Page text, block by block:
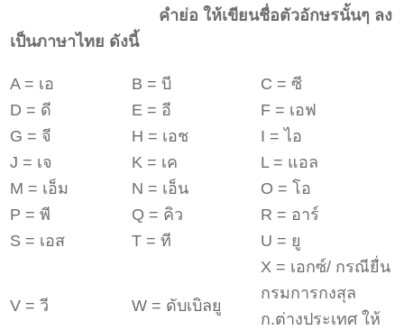
คำย่อ ให้เขียนชื่อตัวอักษรนั้นๆ ลง
เป็นภาษาไทย ดังนี้
A = เอ B = บี
C = ซี
D = ดี
E = อี
F = เอฟ
G = จี
H = เอช
I = ไอ
J = เจ
K = เค
L = แอล
M = เอ็ม
N = เอ็น
O = โอ
P = พี
Q = คิว
R = อาร์
S = เอส
T = ที U = ยู
V = วี W = ดับเบิลยู
X = เอกซ์/ กรณียื่น
กรมการกงสุล
ก.ต่างประเทศ ให้